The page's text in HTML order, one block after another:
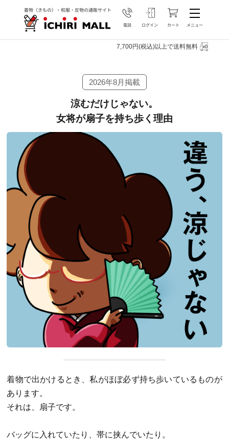
7,700円(税込)以上で送料無料
2026年8月掲載
涼むだけじゃない。
女将が扇子を持ち歩く理由
着物で出かけるとき、私がほぼ必ず持ち歩いているものが
あります。
それは、扇子です。
バッグに入れていたり、帯に挟んでいたり。